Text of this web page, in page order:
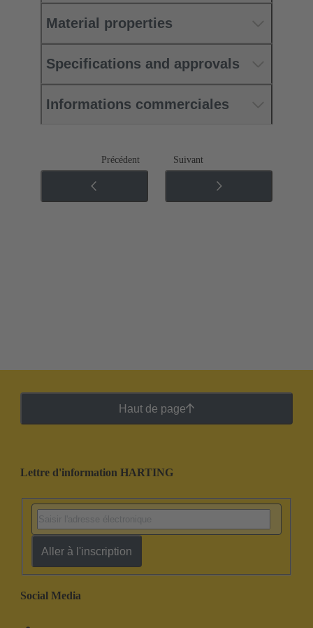
Material properties
Specifications and approvals
Informations commerciales
Précédent Suivant
Haut de page
Lettre d'information HARTING
Aller à l'inscription
Social Media